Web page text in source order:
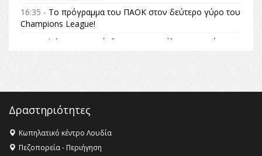
16:35 - Το πρόγραμμα του ΠΑΟΚ στον δεύτερο γύρο του
Champions League!
Όλυμπος: Εντάχθηκε στον Κατάλογο Παγκόσμιας
Κληρονομιάς της UNESCO – Ομόφωνη η απόφαση Ο
Όλυμπος αναγνωρίστηκε ως φυσικό και πολιτιστικό
αγαθό εξέχουσας οικουμενικής αξίας για την
ανθρωπότητα
16:18 -ΕΝΟΡΙΑΚΕΣ ΚΑΛΟΚΑΙΡΙΝΕΣ ΔΡΑΣΕΙΣ ΓΙΑ ΠΑΙΔΙΑ
ΣΤΗΝ ΕΔΕΣΣΑ
16:15 -Εργασίες συντήρησης οδοφωτισμού στην Ενωτική
Οδό Σίνδου από την Περιφέρεια Κεντρικής Μακεδονίας
Δραστηριότητες
Κωπηλατικό κέντρο Λουδία
Πεζοπορεία - Περιήγηση